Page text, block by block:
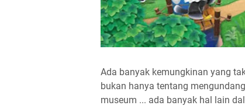
Ada banyak kemungkinan yang
bukan hanya tentang
museum ... ada banyak hal lain